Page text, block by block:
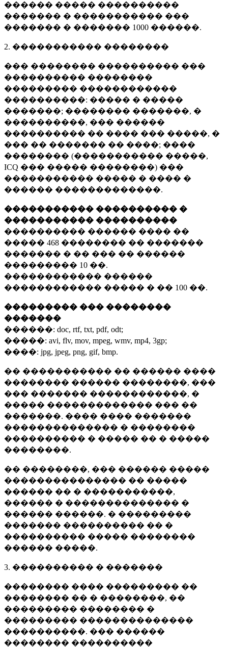
������ ����� ����������
������� � ����������� ���
������� � ������� 1000 ������.
2. ����������� ��������
��� �������� ���������� ���
���������� ��������
��������� ������������
����������: ����� � �����
�������; �������� �������, �
����������, ��� ������
���������� �� ���� ��� �����, �
��� �� ������� �� ����; ����
�������� (����������� �����,
ICQ ��� ����� ��������) ���
����������� ����� � ���� �
������ �������������.
����������� ���������� �
����������� ����������
���������� ������ ���� ��
����� 468 �������� �� �������
������� � �� ��� �� ������
��������� 10 ��.
������������ ������
������������ ����� � �� 100 ��.
��������� ��� ��������
�������
������: doc, rtf, txt, pdf, odt;
�����: avi, flv, mov, mpeg, wmv, mp4, 3gp;
����: jpg, jpeg, png, gif, bmp.
�� ����������� �� ������ ����
�������� ������ ��������, ���
��� ������� ������������, �
����� ������������� ��� ��
�������. ���� ���� �������
�������������� � ��������
���������� � ����� �� � �����
��������.
�� ��������, ��� ������ �����
��������������� �� �����
������ �� � �����������,
������ � �������������� �
������ ������. � ���������
������� ���������� �� �
���������� ����� ��������
������ �����.
3. ���������� � �������
�������� ���� ��������� ��
�������� �� � ��������, ��
��������� �������� �
��������� ��������������
����������. ��� ������
�������� ����������